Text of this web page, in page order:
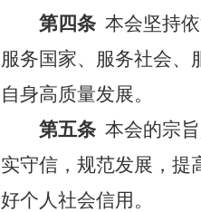
第四条 本会坚持
服务国家、服务社会、
自身高质量发展。
第五条 本会的宗
实守信，规范发展，提
好个人社会信用。